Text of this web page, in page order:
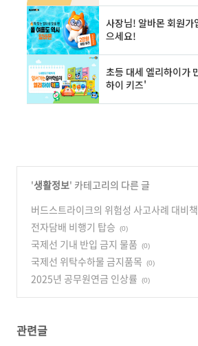
'생활정보' 카테고리의 다른 글
버드스트라이크의 위험성 사고사례 대비책
전자담배 비행기 탑승 (0)
국제선 기내 반입 금지 물품 (0)
국제선 위탁수하물 금지품목 (0)
2025년 공무원연금 인상률 (0)
관련글